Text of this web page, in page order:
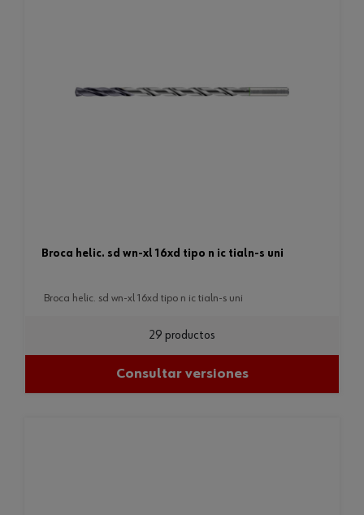
broca helic. sd wn-xl 16xd tipo n ic tialn-s uni
broca helic. sd wn-xl 16xd tipo n ic tialn-s uni
29 productos
Consultar versiones